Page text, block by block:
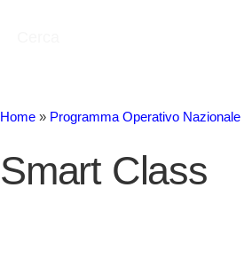
Home » Programma Operativo Nazionale
Smart Class